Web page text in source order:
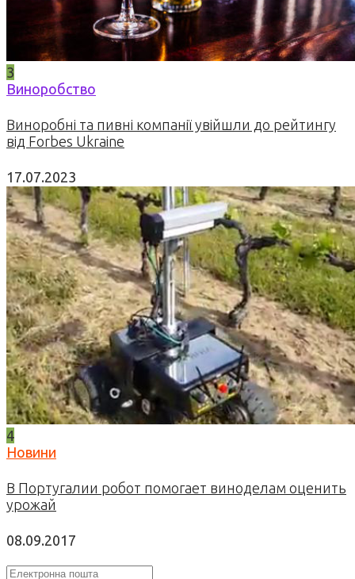
3
Виноробство
Виноробні та пивні компанії увійшли до рейтингу
від Forbes Ukraine
17.07.2023
4
Новини
В Португалии робот помогает виноделам оценить
урожай
08.09.2017